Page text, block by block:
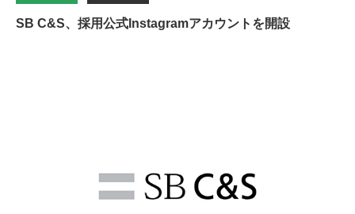
SB C&S、採用公式Instagramアカウントを開設